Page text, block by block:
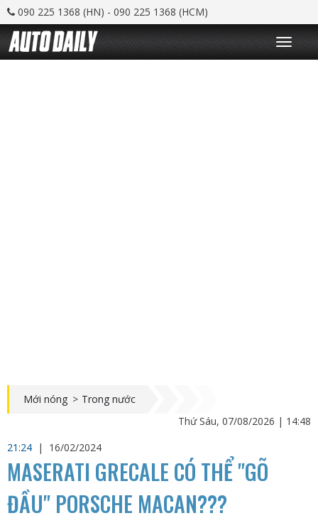
090 225 1368 (HN) - 090 225 1368 (HCM)
T
o
g
Mới nóng > Trong nước
Thứ Sáu, 07/08/2026 | 14:48
21:24 | 16/02/2024
MASERATI GRECALE CÓ THỂ "GÕ
ĐẦU" PORSCHE MACAN???